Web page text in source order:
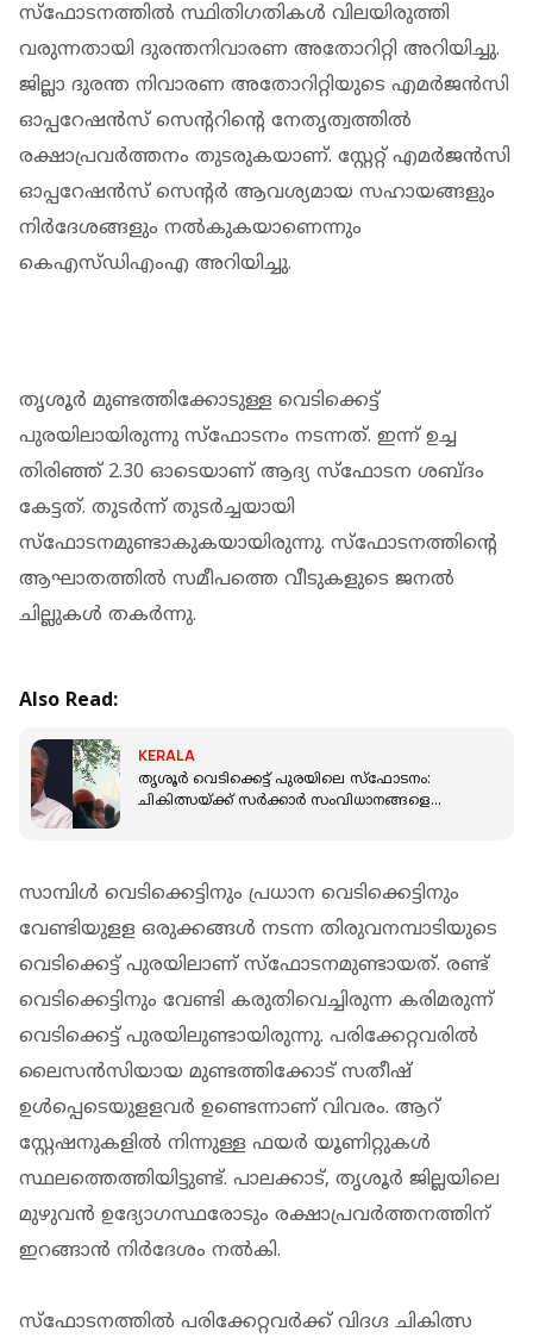
സ്‌ഫോടനത്തില്‍ സ്ഥിതിഗതികള്‍ വിലയിരുത്തി
വരുന്നതായി ദുരന്തനിവാരണ അതോറിറ്റി അറിയിച്ചു.
ജില്ലാ ദുരന്ത നിവാരണ അതോറിറ്റിയുടെ എമര്‍ജന്‍സി
ഓപ്പറേഷന്‍സ് സെന്ററിന്റെ നേതൃത്വത്തില്‍
രക്ഷാപ്രവര്‍ത്തനം തുടരുകയാണ്. സ്റ്റേറ്റ് എമര്‍ജന്‍സി
ഓപ്പറേഷന്‍സ് സെന്റര്‍ ആവശ്യമായ സഹായങ്ങളും
നിര്‍ദേശങ്ങളും നല്‍കുകയാണെന്നും
കെഎസ്ഡിഎംഎ അറിയിച്ചു.
തൃശൂര്‍ മുണ്ടത്തിക്കോടുള്ള വെടിക്കെട്ട്
പുരയിലായിരുന്നു സ്‌ഫോടനം നടന്നത്. ഇന്ന് ഉച്ച
തിരിഞ്ഞ് 2.30 ഓടെയാണ് ആദ്യ സ്‌ഫോടന ശബ്ദം
കേട്ടത്. തുടര്‍ന്ന് തുടര്‍ച്ചയായി
സ്‌ഫോടനമുണ്ടാകുകയായിരുന്നു. സ്ഫോടനത്തിന്റെ
ആഘാതത്തില്‍ സമീപത്തെ വീടുകളുടെ ജനല്‍
ചില്ലുകള്‍ തകര്‍ന്നു.
Also Read:
KERALA
തൃശൂർ വെടിക്കെട്ട് പുരയിലെ സ്‌ഫോടനം:
ചികിത്സയ്ക്ക് സർക്കാർ സംവിധാനങ്ങളെ
സാമ്പിള്‍ വെടിക്കെട്ടിനും പ്രധാന വെടിക്കെട്ടിനും
വേണ്ടിയുളള ഒരുക്കങ്ങള്‍ നടന്ന തിരുവനമ്പാടിയുടെ
വെടിക്കെട്ട് പുരയിലാണ് സ്ഫോടനമുണ്ടായത്. രണ്ട്
വെടിക്കെട്ടിനും വേണ്ടി കരുതിവെച്ചിരുന്ന കരിമരുന്ന്
വെടിക്കെട്ട് പുരയിലുണ്ടായിരുന്നു. പരിക്കേറ്റവരില്‍
ലൈസന്‍സിയായ മുണ്ടത്തിക്കോട് സതീഷ്
ഉള്‍പ്പെടെയുളളവര്‍ ഉണ്ടെന്നാണ് വിവരം. ആറ്
സ്റ്റേഷനുകളില്‍ നിന്നുള്ള ഫയര്‍ യൂണിറ്റുകള്‍
സ്ഥലത്തെത്തിയിട്ടുണ്ട്. പാലക്കാട്, തൃശൂര്‍ ജില്ലയിലെ
മുഴുവന്‍ ഉദ്യോഗസ്ഥരോടും രക്ഷാപ്രവര്‍ത്തനത്തിന്
ഇറങ്ങാന്‍ നിര്‍ദേശം നല്‍കി.
സ്ഫോടനത്തില്‍ പരിക്കേറ്റവര്‍ക്ക് വിദഗ്ദ ചികിത്സ